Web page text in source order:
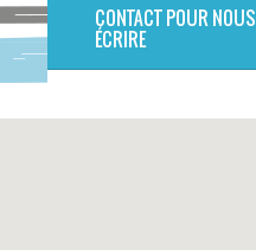
CONTACT POUR NOUS
ÉCRIRE